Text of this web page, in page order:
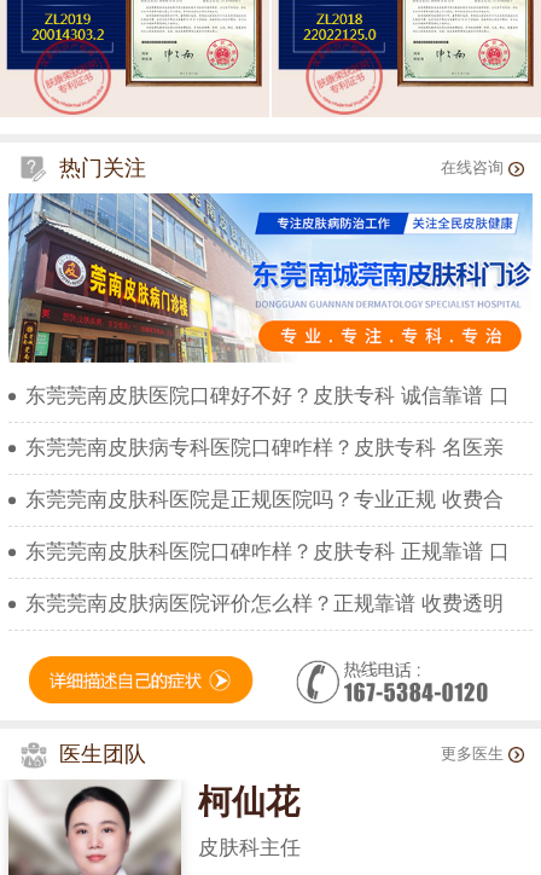
热门关注 在线咨询
东莞莞南皮肤医院口碑好不好？皮肤专科 诚信靠谱 口
东莞莞南皮肤病专科医院口碑咋样？皮肤专科 名医亲
东莞莞南皮肤科医院是正规医院吗？专业正规 收费合
东莞莞南皮肤科医院口碑咋样？皮肤专科 正规靠谱 口
东莞莞南皮肤病医院评价怎么样？正规靠谱 收费透明
医生团队 更多医生
柯仙花
皮肤科主任